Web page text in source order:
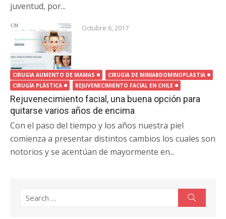
juventud, por...
Octubre 6, 2017
CIRUGIA AUMENTO DE MAMAS
CIRUGIA DE MINIABDOMINOPLASTIA
CIRUGÍA PLÁSTICA
REJUVENECIMIENTO FACIAL EN CHILE
Rejuvenecimiento facial, una buena opción para
quitarse varios años de encima
Con el paso del tiempo y los años nuestra piel
comienza a presentar distintos cambios los cuales son
notorios y se acentúan de mayormente en...
for: